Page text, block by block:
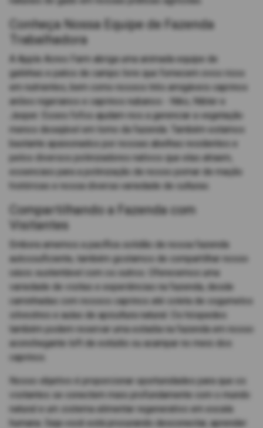
Conheça Nossa Equipe de Fazenda
Trabalhadora
A Apple Acres Farm abriga uma animada equipe de
galinhas e patos de campo livre que fornecem ovos ricos
em nutrientes, bem como nossos três amigáveis caprinos
anões nigerianos e caprinos nubanos - Niko, Nibler e
Jasper. Esses fofos ajudam-nos a gerenciar a vegetação
menos desejável em torno da fazenda. Também estamos
bastante apaixonados por nossas abelhas residentes e
pelos diversos polinizadores nativos que elas atraem,
essenciais para a polinização de nosso pomar de maçãs
históricas e nossa diversa variedade de culturas.
Compartilhando a Fazenda com
Visitantes
Embora amemos a pacífica solidão de nossa fazenda
autossuficiente, também gostamos de compartilhar nosso
oásis sustentável com os outros. Oferecemos uma
variedade de visitas e experiências na fazenda, desde
caminhadas com nossos caprinos até coleta de cogumelos
silvestres e aulas de apicultura natural. Os hóspedes
também podem reservar uma estadia na fazenda em nosso
aconchegante loft de estúdio ou acampar no meio dos
caprinos.
Nosso objetivo é proporcionar oportunidades para que os
visitantes se conectem mais profundamente com o mundo
natural e um sistema alimentar regenerativo em escala
humana. Seja você está procurando desconectar, aprender